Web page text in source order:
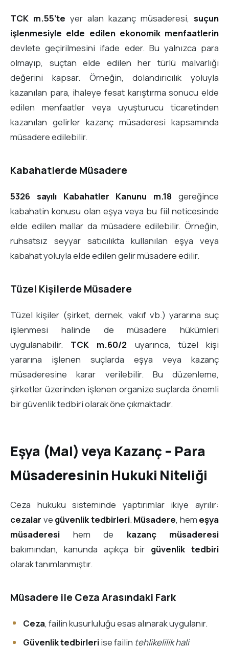
TCK m.55’te yer alan kazanç müsaderesi, suçun
işlenmesiyle elde edilen ekonomik menfaatlerin
devlete geçirilmesini ifade eder. Bu yalnızca para
olmayıp, suçtan elde edilen her türlü malvarlığı
değerini kapsar. Örneğin, dolandırıcılık yoluyla
kazanılan para, ihaleye fesat karıştırma sonucu elde
edilen menfaatler veya uyuşturucu ticaretinden
kazanılan gelirler kazanç müsaderesi kapsamında
müsadere edilebilir.
Kabahatlerde Müsadere
5326 sayılı Kabahatler Kanunu m.18 gereğince
kabahatin konusu olan eşya veya bu fiil neticesinde
elde edilen mallar da müsadere edilebilir. Örneğin,
ruhsatsız seyyar satıcılıkta kullanılan eşya veya
kabahat yoluyla elde edilen gelir müsadere edilir.
Tüzel Kişilerde Müsadere
Tüzel kişiler (şirket, dernek, vakıf vb.) yararına suç
işlenmesi halinde de müsadere hükümleri
uygulanabilir. TCK m.60/2 uyarınca, tüzel kişi
yararına işlenen suçlarda eşya veya kazanç
müsaderesine karar verilebilir. Bu düzenleme,
şirketler üzerinden işlenen organize suçlarda önemli
bir güvenlik tedbiri olarak öne çıkmaktadır.
Eşya (Mal) veya Kazanç – Para
Müsaderesinin Hukuki Niteliği
Ceza hukuku sisteminde yaptırımlar ikiye ayrılır:
cezalar ve güvenlik tedbirleri. Müsadere, hem eşya
müsaderesi hem de kazanç müsaderesi
bakımından, kanunda açıkça bir güvenlik tedbiri
olarak tanımlanmıştır.
Müsadere ile Ceza Arasındaki Fark
Ceza, failin kusurluluğu esas alınarak uygulanır.
Güvenlik tedbirleriise failin tehlikelilik hali